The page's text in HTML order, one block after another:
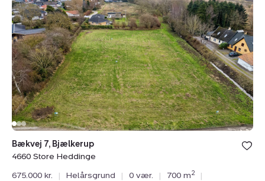
7,
Bjælkerup,
4660
Store
Heddinge
Bækvej 7, Bjælkerup
4660 Store Heddinge
675.000 kr.
| Helårsgrund | 0 vær. | 700 m2 |